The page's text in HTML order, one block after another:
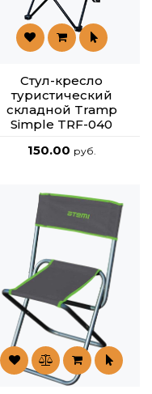
Стул-кресло
туристический
складной Tramp
Simple TRF-040
150.00 руб.